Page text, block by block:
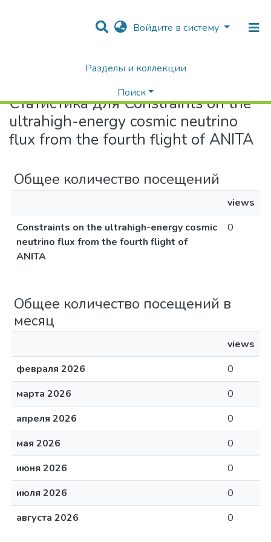
Войдите в систему
Разделы и коллекции
Поиск
Статистика
Статистика для Constraints on the
ultrahigh-energy cosmic neutrino
flux from the fourth flight of ANITA
Общее количество посещений
views
Constraints on the ultrahigh-energy cosmic
neutrino flux from the fourth flight of
ANITA
0
Общее количество посещений в
месяц
views
февраля 2026
0
марта 2026
0
апреля 2026
0
мая 2026
0
июня 2026
0
июля 2026
0
августа 2026
0